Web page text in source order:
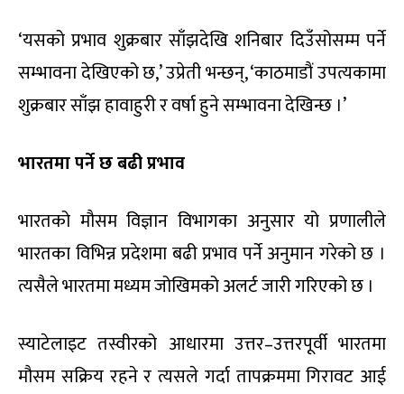
‘यसको प्रभाव शुक्रबार साँझदेखि शनिबार दिउँसोसम्म पर्ने
सम्भावना देखिएको छ,’ उप्रेती भन्छन्, ‘काठमाडौं उपत्यकामा
शुक्रबार साँझ हावाहुरी र वर्षा हुने सम्भावना देखिन्छ ।’
भारतमा पर्ने छ बढी प्रभाव
भारतको मौसम विज्ञान विभागका अनुसार यो प्रणालीले
भारतका विभिन्न प्रदेशमा बढी प्रभाव पर्ने अनुमान गरेको छ ।
त्यसैले भारतमा मध्यम जोखिमको अलर्ट जारी गरिएको छ ।
स्याटेलाइट तस्वीरको आधारमा उत्तर–उत्तरपूर्वी भारतमा
मौसम सक्रिय रहने र त्यसले गर्दा तापक्रममा गिरावट आई